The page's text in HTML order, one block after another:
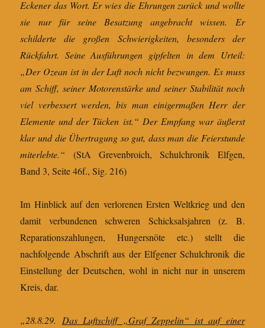
Eckener das Wort. Er wies die Ehrungen zurück und wollte
sie nur für seine Besatzung angebracht wissen. Er
schilderte die großen Schwierigkeiten, besonders der
Rückfahrt. Seine Ausführungen gipfelten in dem Urteil:
„Der Ozean ist in der Luft noch nicht bezwungen. Es muss
am Schiff, seiner Motorenstärke und seiner Stabilität noch
viel verbessert werden, bis man einigermaßen Herr der
Elemente und der Tücken ist.“ Der Empfang war äußerst
klar und die Übertragung so gut, dass man die Feierstunde
miterlebte.“ (StA Grevenbroich, Schulchronik Elfgen,
Band 3, Seite 46f., Sig. 216)
Im Hinblick auf den verlorenen Ersten Weltkrieg und den
damit verbundenen schweren Schicksalsjahren (z. B.
Reparationszahlungen, Hungersnöte etc.) stellt die
nachfolgende Abschrift aus der Elfgener Schulchronik die
Einstellung der Deutschen, wohl in nicht nur in unserem
Kreis, dar.
„28.8.29. Das Luftschiff „Graf Zeppelin“ ist auf einer